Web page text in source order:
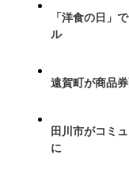
「洋食の日」
ル
遠賀町が商品
田川市がコミ
に